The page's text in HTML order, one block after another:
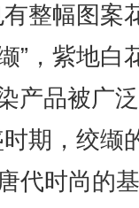
整幅图案
”，紫地白
产品被广
期，绞缬
代时尚的